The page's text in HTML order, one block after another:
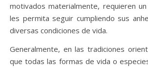
motivados materialmente, requieren
les permita seguir cumpliendo sus
diversas condiciones de vida.
Generalmente, en las tradiciones
que todas las formas de vida o